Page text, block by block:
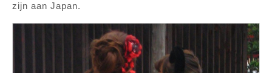
zijn aan Japan.